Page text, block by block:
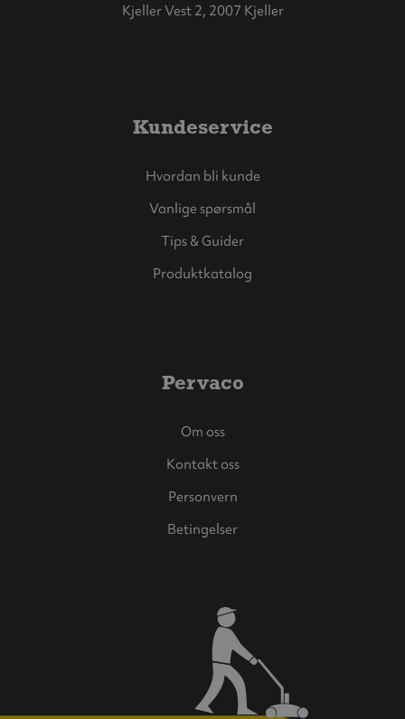
Kjeller Vest 2, 2007 Kjeller
Kundeservice
Hvordan bli kunde
Vanlige spørsmål
Tips & Guider
Produktkatalog
Pervaco
Om oss
Kontakt oss
Personvern
Betingelser